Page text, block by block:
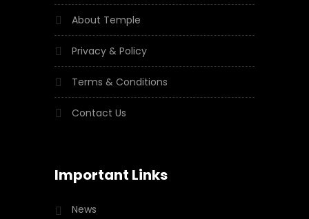
About Temple
Privacy & Policy
Terms & Conditions
Contact Us
Important Links
News